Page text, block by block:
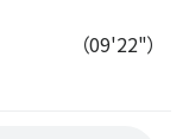
（09'22"）